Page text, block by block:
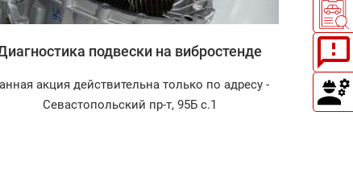
подвески на вибростенде
акция действительна только по адресу -
Севастопольский пр-т, 95Б с.1